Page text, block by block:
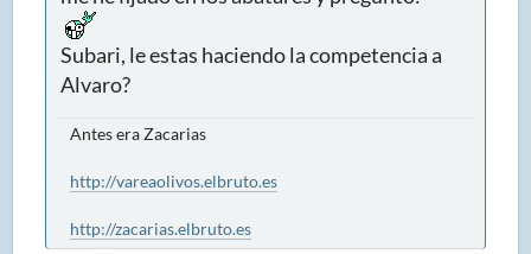
Subari, le estas haciendo la competencia a
Alvaro?
Antes era Zacarias
http://vareaolivos.elbruto.es
http://zacarias.elbruto.es